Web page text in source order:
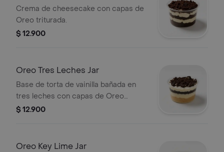
Crema de cheesecake con capas de
Oreo triturada.
$ 12.900
Oreo Tres Leches Jar
Base de torta de vainilla bañada en
tres leches con capas de Oreo
triturada.
$ 12.900
Oreo Key Lime Jar